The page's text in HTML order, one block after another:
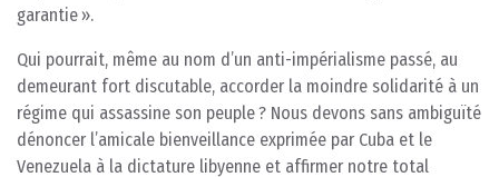
garantie ».
Qui pourrait, même au nom d’un anti-impérialisme passé, au
demeurant fort discutable, accorder la moindre solidarité à un
régime qui assassine son peuple ? Nous devons sans ambiguïté
dénoncer l’amicale bienveillance exprimée par Cuba et le
Venezuela à la dictature libyenne et affirmer notre total